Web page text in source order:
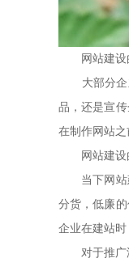
网站建设
大部分企业
品，还是宣
在制作网站之
网站建设
当下网站建
分货，低廉
企业在建站时
对于推广